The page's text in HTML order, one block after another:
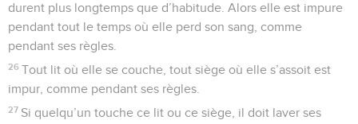
durent plus longtemps que d’habitude. Alors elle est impure
pendant tout le temps où elle perd son sang, comme
pendant ses règles.
26 Tout lit où elle se couche, tout siège où elle s’assoit est
impur, comme pendant ses règles.
27 Si quelqu’un touche ce lit ou ce siège, il doit laver ses